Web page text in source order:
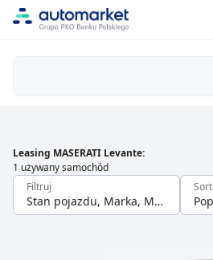
Leasing MASERATI Levante:
1 używany samochód
Filtruj
Stan pojazdu, Marka, Model